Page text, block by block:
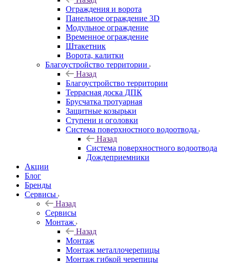
Ограждения и ворота
Панельное ограждение 3D
Модульное ограждение
Временное ограждение
Штакетник
Ворота, калитки
Благоустройство территории
Назад
Благоустройство территории
Террасная доска ДПК
Брусчатка тротуарная
Защитные козырьки
Ступени и оголовки
Система поверхностного водоотвода
Назад
Система поверхностного водоотвода
Дождеприемники
Акции
Блог
Бренды
Сервисы
Назад
Сервисы
Монтаж
Назад
Монтаж
Монтаж металлочерепицы
Монтаж гибкой черепицы